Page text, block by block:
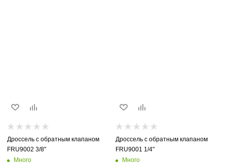
Дроссель с обратным клапаном
FRU9002 3/8"
Много
Дроссель с обратным клапаном
FRU9001 1/4"
Много